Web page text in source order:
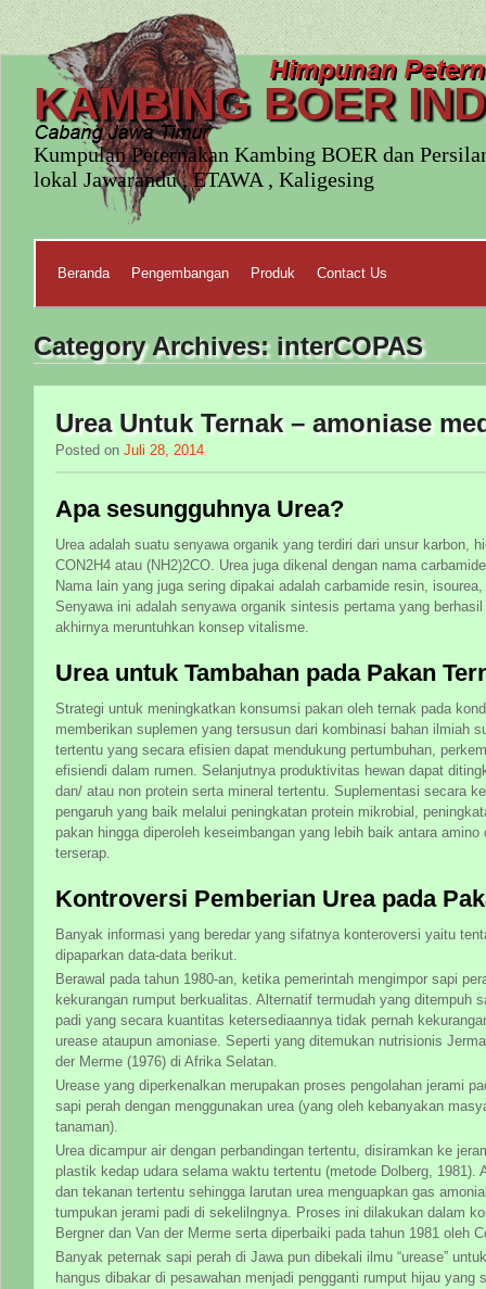
KAMBING BOER
Kumpulan Peternakan Kambing BOER dan
lokal Jawarandu , ETAWA , Kaligesing
Beranda Pengembangan Produk Contact Us
Category Archives: interCOPAS
Urea Untuk Ternak – amoniase
Posted on Juli 28, 2014
Apa sesungguhnya Urea?
Urea adalah suatu senyawa organik yang terdiri dari unsur karbon,
CON2H4 atau (NH2)2CO. Urea juga dikenal dengan nama
Nama lain yang juga sering dipakai adalah carbamide resin,
Senyawa ini adalah senyawa organik sintesis pertama yang
akhirnya meruntuhkan konsep vitalisme.
Urea untuk Tambahan pada Pakan
Strategi untuk meningkatkan konsumsi pakan oleh ternak pada
memberikan suplemen yang tersusun dari kombinasi bahan ilmiah
tertentu yang secara efisien dapat mendukung pertumbuhan,
efisiendi dalam rumen. Selanjutnya produktivitas hewan dapat
dan/ atau non protein serta mineral tertentu. Suplementasi secara
pengaruh yang baik melalui peningkatan protein mikrobial,
pakan hingga diperoleh keseimbangan yang lebih baik antara
terserap.
Kontroversi Pemberian Urea pada
Banyak informasi yang beredar yang sifatnya konteroversi yaitu
dipaparkan data-data berikut.
Berawal pada tahun 1980-an, ketika pemerintah mengimpor sapi
kekurangan rumput berkualitas. Alternatif termudah yang ditempuh
padi yang secara kuantitas ketersediaannya tidak pernah
urease ataupun amoniase. Seperti yang ditemukan nutrisionis
der Merme (1976) di Afrika Selatan.
Urease yang diperkenalkan merupakan proses pengolahan jerami
sapi perah dengan menggunakan urea (yang oleh kebanyakan
tanaman).
Urea dicampur air dengan perbandingan tertentu, disiramkan ke
plastik kedap udara selama waktu tertentu (metode Dolberg, 1981).
dan tekanan tertentu sehingga larutan urea menguapkan gas
tumpukan jerami padi di sekelilngnya. Proses ini dilakukan dalam
Bergner dan Van der Merme serta diperbaiki pada tahun 1981 oleh
Banyak peternak sapi perah di Jawa pun dibekali ilmu “urease”
hangus dibakar di pesawahan menjadi pengganti rumput hijau